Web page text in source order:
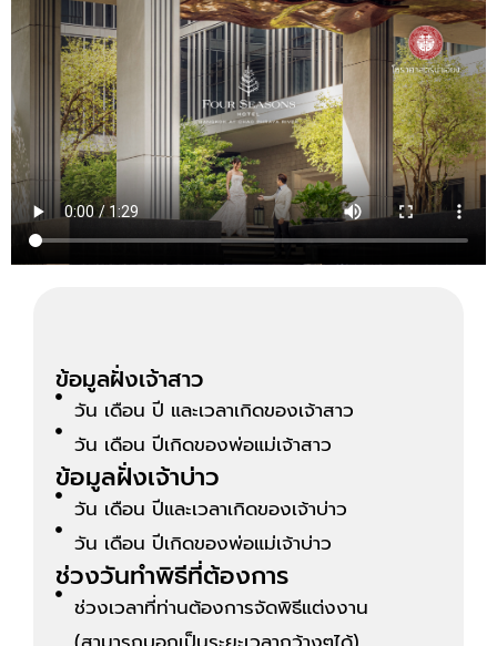
ข้อมูลฝั่งเจ้าสาว
วัน เดือน ปี และเวลาเกิดของเจ้าสาว
วัน เดือน ปีเกิดของพ่อแม่เจ้าสาว
ข้อมูลฝั่งเจ้าบ่าว
วัน เดือน ปีและเวลาเกิดของเจ้าบ่าว
วัน เดือน ปีเกิดของพ่อแม่เจ้าบ่าว
ช่วงวันทำพิธีที่ต้องการ
ช่วงเวลาที่ท่านต้องการจัดพิธีแต่งงาน